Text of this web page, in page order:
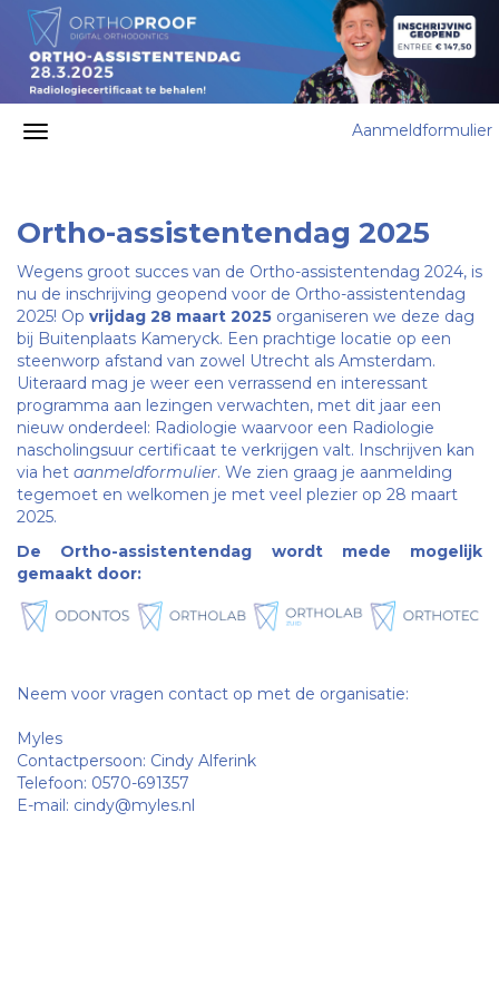
Aanmeldformulier
Ortho-assistentendag 2025
Wegens groot succes van de Ortho-assistentendag 2024, is
nu de inschrijving geopend voor de Ortho-assistentendag
2025! Op vrijdag 28 maart 2025 organiseren we deze dag
bij Buitenplaats Kameryck. Een prachtige locatie op een
steenworp afstand van zowel Utrecht als Amsterdam.
Uiteraard mag je weer een verrassend en interessant
programma aan lezingen verwachten, met dit jaar een
nieuw onderdeel: Radiologie waarvoor een Radiologie
nascholingsuur certificaat te verkrijgen valt. Inschrijven kan
via het aanmeldformulier. We zien graag je aanmelding
tegemoet en welkomen je met veel plezier op 28 maart
2025.
De Ortho-assistentendag wordt mede mogelijk
gemaakt door:
Neem voor vragen contact op met de organisatie:
Myles
Contactpersoon: Cindy Alferink
Telefoon: 0570-691357
E-mail: cindy@myles.nl